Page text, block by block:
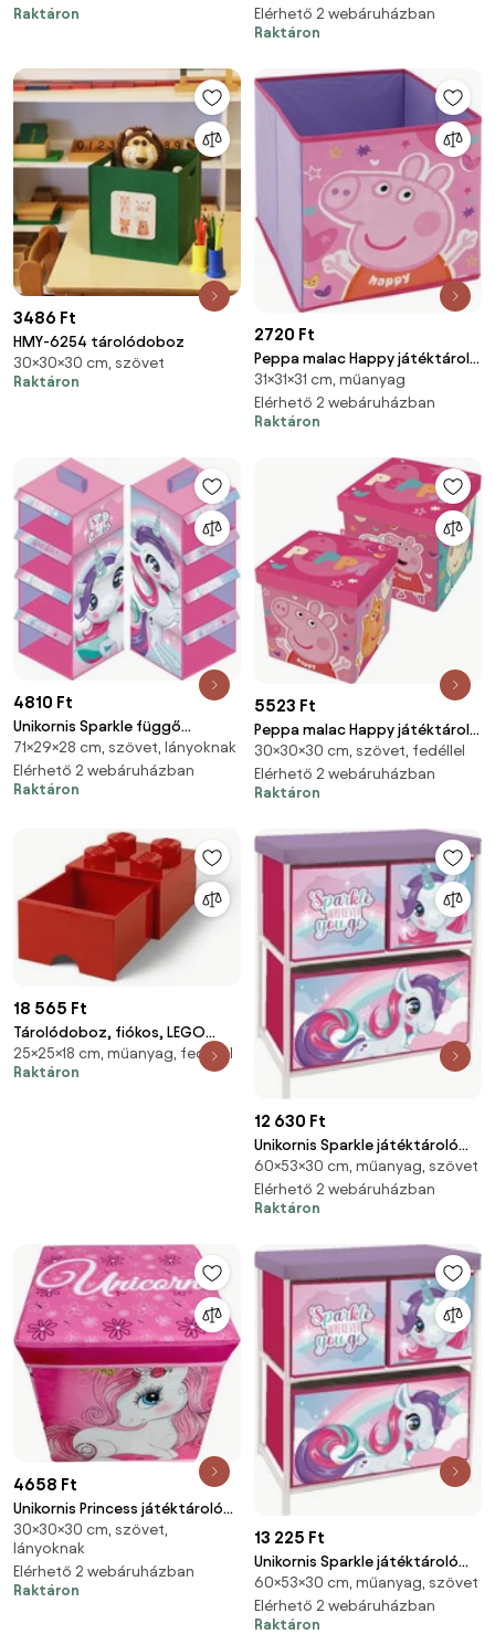
Raktáron
Elérhető 2 webáruházban
Raktáron
3486 Ft
HMY-6254 tárolódoboz
30×30×30 cm, szövet
Raktáron
2720 Ft
Peppa malac Happy játéktároló
31×31×31 cm
31×31×31 cm, műanyag
Elérhető 2 webáruházban
Raktáron
4810 Ft
Unikornis Sparkle függő
szekrényrendező 4 részes
71×29×28 cm, szövet, lányoknak
Elérhető 2 webáruházban
Raktáron
5523 Ft
Peppa malac Happy játéktároló
30×30×30 cm
30×30×30 cm, szövet, fedéllel
Elérhető 2 webáruházban
Raktáron
18 565 Ft
Tárolódoboz, fiókos, LEGO
Brick, piros (L40051730)
25×25×18 cm, műanyag, fedéllel
Raktáron
12 630 Ft
Unikornis Sparkle játéktároló
állvány 3 rekeszes 53x30x60 cm
60×53×30 cm, műanyag, szövet
Elérhető 2 webáruházban
Raktáron
4658 Ft
Unikornis Princess játéktároló
30×30×30 cm
30×30×30 cm, szövet,
lányoknak
Elérhető 2 webáruházban
Raktáron
13 225 Ft
Unikornis Sparkle játéktároló
állvány 3 rekeszes 53x30x60 cm
60×53×30 cm, műanyag, szövet
Elérhető 2 webáruházban
Raktáron